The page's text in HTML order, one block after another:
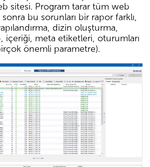
sitesi. Program tarar tüm web
sonra bu sorunları bir rapor farklı,
dizin oluşturma,
içeriği, meta etiketleri, oturumları
önemli parametre).